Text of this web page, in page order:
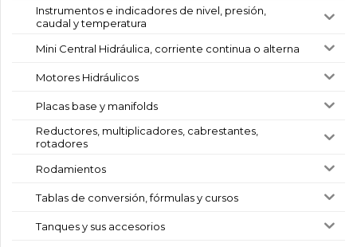
Instrumentos e indicadores de nivel, presión,
caudal y temperatura
Mini Central Hidráulica, corriente continua o alterna
Motores Hidráulicos
Placas base y manifolds
Reductores, multiplicadores, cabrestantes,
rotadores
Rodamientos
Tablas de conversión, fórmulas y cursos
Tanques y sus accesorios